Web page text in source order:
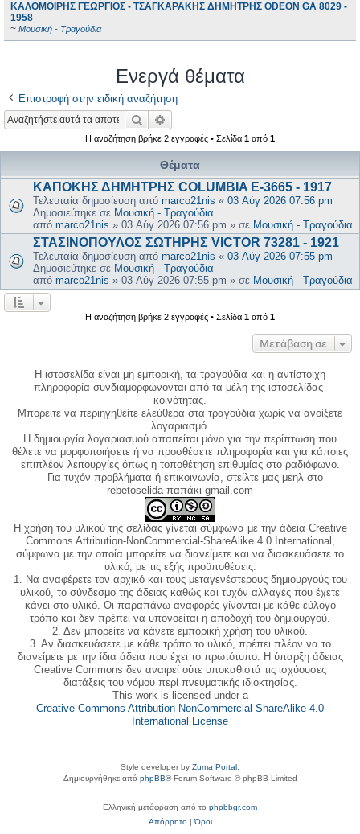
ΚΑΛΟΜΟΙΡΗΣ ΓΕΩΡΓΙΟΣ - ΤΣΑΓΚΑΡΑΚΗΣ ΔΗΜΗΤΡΗΣ ODEON GA 8029 -
1958
~ Μουσική - Τραγούδια
Ενεργά θέματα
Επιστροφή στην ειδική αναζήτηση
Αναζήτηση
Η αναζήτηση βρήκε 2 εγγραφές • Σελίδα 1 από 1
Θέματα
ΚΑΠΟΚΗΣ ΔΗΜΗΤΡΗΣ COLUMBIA E-3665 - 1917
Τελευταία δημοσίευση από marco21nis « 03 Αύγ 2026 07:56 pm
Δημοσιεύτηκε σε Μουσική - Τραγούδια
από marco21nis » 03 Αύγ 2026 07:56 pm » σε Μουσική - Τραγούδια
ΣΤΑΣΙΝΟΠΟΥΛΟΣ ΣΩΤΗΡΗΣ VICTOR 73281 - 1921
Τελευταία δημοσίευση από marco21nis « 03 Αύγ 2026 07:55 pm
Δημοσιεύτηκε σε Μουσική - Τραγούδια
από marco21nis » 03 Αύγ 2026 07:55 pm » σε Μουσική - Τραγούδια
Η αναζήτηση βρήκε 2 εγγραφές • Σελίδα 1 από 1
Μετάβαση σε
Η ιστοσελίδα είναι μη εμπορική, τα τραγούδια και η αντίστοιχη
πληροφορία συνδιαμορφώνονται από τα μέλη της ιστοσελίδας-
κοινότητας.
Μπορείτε να περιηγηθείτε ελεύθερα στα τραγούδια χωρίς να ανοίξετε
λογαριασμό.
Η δημιουργία λογαριασμού απαιτείται μόνο για την περίπτωση που
θέλετε να μορφοποιήσετε ή να προσθέσετε πληροφορία και για κάποιες
επιπλέον λειτουργίες όπως η τοποθέτηση επιθυμίας στο ραδιόφωνο.
Για τυχόν προβλήματα ή επικοινωνία, στείλτε μας μεηλ στο
rebetoselida παπάκι gmail.com
Η χρήση του υλικού της σελίδας γίνεται σύμφωνα με την άδεια Creative
Commons Attribution-NonCommercial-ShareAlike 4.0 International,
σύμφωνα με την οποία μπορείτε να διανείμετε και να διασκευάσετε το
υλικό, με τις εξής προϋποθέσεις:
1. Να αναφέρετε τον αρχικό και τους μεταγενέστερους δημιουργούς του
υλικού, το σύνδεσμο της άδειας καθώς και τυχόν αλλαγές που έχετε
κάνει στο υλικό. Οι παραπάνω αναφορές γίνονται με κάθε εύλογο
τρόπο και δεν πρέπει να υπονοείται η αποδοχή του δημιουργού.
2. Δεν μπορείτε να κάνετε εμπορική χρήση του υλικού.
3. Αν διασκευάσετε με κάθε τρόπο το υλικό, πρέπει πλέον να το
διανείμετε με την ίδια άδεια που έχει το πρωτότυπο. Η ύπαρξη άδειας
Creative Commons δεν αναιρεί ούτε υποκαθιστά τις ισχύουσες
διατάξεις του νόμου περί πνευματικής ιδιοκτησίας.
This work is licensed under a
Creative Commons Attribution-NonCommercial-ShareAlike 4.0
International License
.
Style developer by Zuma Portal
Δημιουργήθηκε από phpBB® Forum Software © phpBB Limited
Ελληνική μετάφραση από το phpbbgr.com
Απόρρητο|Όροι